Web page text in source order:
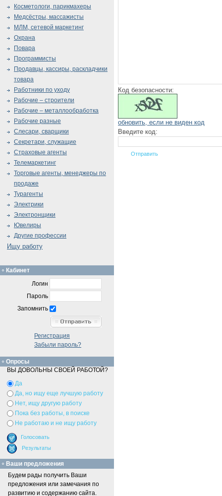
Код безопасности:
обновить, если не виден код
Введите код:
Косметологи, парикмахеры
Медсёстры, массажисты
МЛМ, сетевой маркетинг
Охрана
Повара
Программисты
Продавцы, кассиры, раскладчики
товара
Работники по уходу
Рабочие – строители
Рабочие – металлообработка
Рабочие разные
Слесари, сварщики
Секретари, служащие
Страховые агенты
Телемаркетинг
Торговые агенты, менеджеры по
продаже
Турагенты
Электрики
Электронщики
Ювелиры
Другие профессии
Ищу работу
Кабинет
Логин
Пароль
Запомнить
Регистрация
Забыли пароль?
Опросы
ВЫ ДОВОЛЬНЫ СВОЕЙ РАБОТОЙ?
Да
Да, но ищу еще лучшую работу
Нет, ищу другую работу
Пока без работы, в поиске
Не работаю и не ищу работу
Ваши предложения
Будем рады получить Ваши
предложения или замечания по
развитию и содержанию сайта.